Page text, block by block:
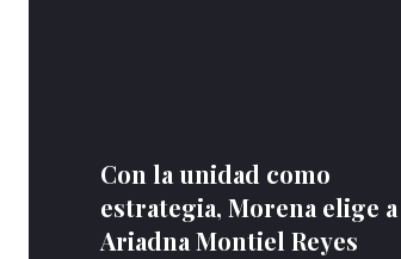
Con la unidad como
estrategia, Morena elige a
Ariadna Montiel Reyes